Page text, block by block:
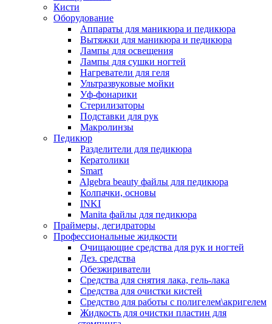
Кисти
Оборудование
Аппараты для маникюра и педикюра
Вытяжки для маникюра и педикюра
Лампы для освещения
Лампы для сушки ногтей
Нагреватели для геля
Ультразвуковые мойки
Уф-фонарики
Стерилизаторы
Подставки для рук
Макролинзы
Педикюр
Разделители для педикюра
Кератолики
Smart
Algebra beauty файлы для педикюра
Колпачки, основы
INKI
Manita файлы для педикюра
Праймеры, дегидраторы
Профессиональные жидкости
Очищающие средства для рук и ногтей
Дез. средства
Обезжириватели
Средства для снятия лака, гель-лака
Средства для очистки кистей
Средство для работы с полигелем\акригелем
Жидкость для очистки пластин для